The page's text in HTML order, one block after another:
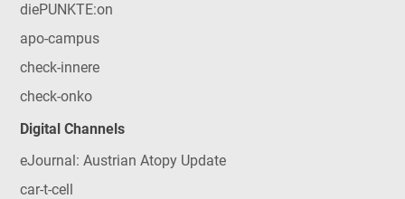
diePUNKTE:on
apo-campus
check-innere
check-onko
Digital Channels
eJournal: Austrian Atopy Update
car-t-cell